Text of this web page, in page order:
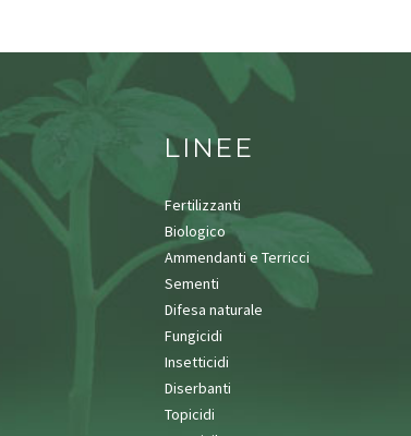
LINEE
Fertilizzanti
Biologico
Ammendanti e Terricci
Sementi
Difesa naturale
Fungicidi
Insetticidi
Diserbanti
Topicidi